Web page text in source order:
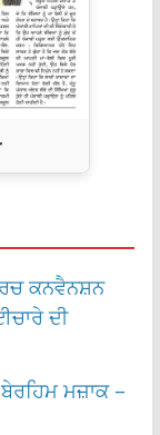
ਕਨਵੈਨਸ਼ਨ
ਦੀ
ਮਜ਼ਾਕ –